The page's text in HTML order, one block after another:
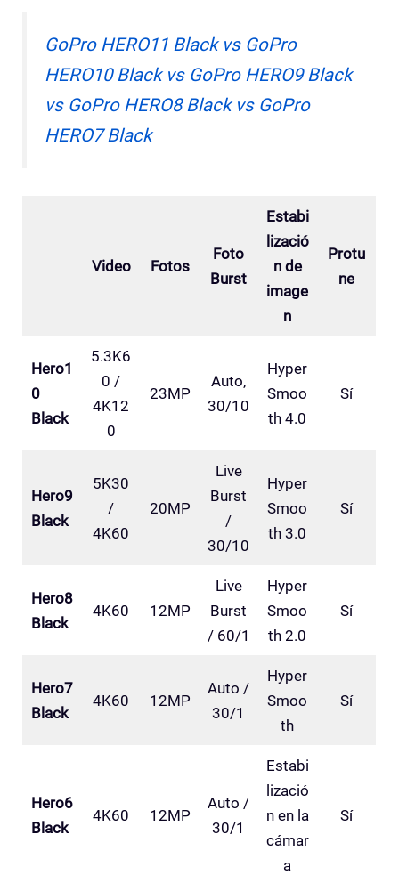
GoPro HERO11 Black vs GoPro
HERO10 Black vs GoPro HERO9 Black
vs GoPro HERO8 Black vs GoPro
HERO7 Black
Video Fotos
Foto
Burst
Estabi
lizació
n de
image
n
Protu
ne
Hero1
0
Black
5.3K6
0 /
4K12
0
23MP
Auto,
30/10
Hyper
Smoo
th 4.0
Sí
Hero9
Black
5K30
/
4K60
20MP
Live
Burst
/
30/10
Hyper
Smoo
th 3.0
Sí
Hero8
Black
4K60 12MP
Live
Burst
/ 60/1
Hyper
Smoo
th 2.0
Sí
Hero7
Black
4K60 12MP
Auto /
30/1
Hyper
Smoo
th
Sí
Hero6
Black
4K60 12MP
Auto /
30/1
Estabi
lizació
n en la
cámar
a
Sí